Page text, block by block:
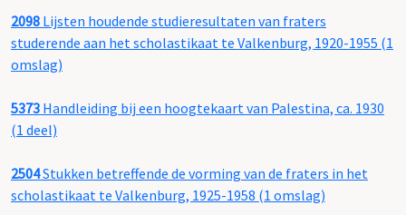
2098 Lijsten houdende studieresultaten van fraters
studerende aan het scholastikaat te Valkenburg, 1920-1955 (1
omslag)
5373 Handleiding bij een hoogtekaart van Palestina, ca. 1930
(1 deel)
2504Stukken betreffende de vorming van de fraters in het
scholastikaat te Valkenburg, 1925-1958 (1 omslag)